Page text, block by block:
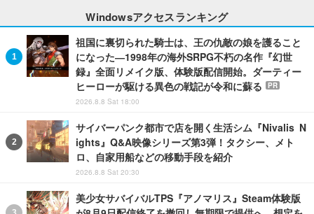
Windowsアクセスランキング
祖国に裏切られた騎士は、王の仇敵の娘を護ること
になった―1998年の海外SRPG不朽の名作『幻世
録』全面リメイク版、体験版配信開始。ダーティー
ヒーローが駆ける異色の戦記が令和に蘇る
PR
2026.8.8 Sat 18:00
サイバーパンク都市で店を開く生活シム『Nivalis N
ights』Q&A映像シリーズ第3弾！タクシー、メト
ロ、自家用船などの移動手段を紹介
2026.8.8 Sat 20:30
美少女サバイバルTPS『アノマリス』Steam体験版